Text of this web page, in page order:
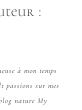
:
à mon temps
passions sur mes
nature My